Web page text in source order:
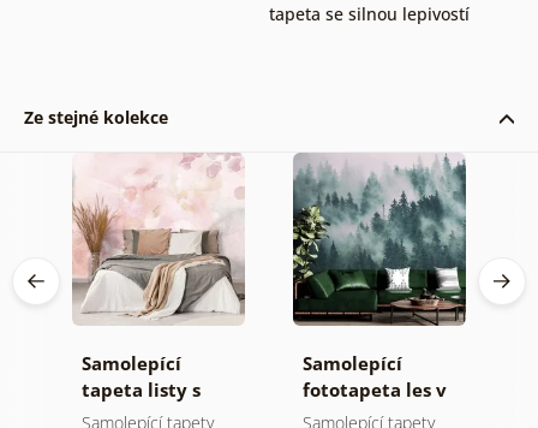
tapeta se silnou lepivostí
Ze stejné kolekce
Samolepící
tapeta listy s
pastelovým
Samolepící tapety
Samolepící
fototapeta les v
mlze
Samolepící tapety